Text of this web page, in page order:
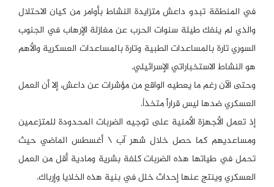
في المنطقة تبدو داعش متزايدة النشاط بأوامر من كيان الاحتلال
والذي لم ينفك طيلة سنوات الحرب عن مغازلة الإرهاب في الجنوب
السوري تارة بالمساعدات الطبية وتارة بالمساعدات العسكرية والأهم
هو النشاط الاستخباراتي الإسرائيلي.
وحتى الآن رغم ما يعطيه الواقع من مؤشرات عن داعش، إلا أن العمل
العسكري ضدها ليس قراراً متخذاُ.
إذ تعمل الأجهزة الأمنية على توجيه الضربات المحدودة للمتزعمين
ومساعديهم كما حصل خلال شهر آب \ أغسطس الماضي حيث
تحمل في طياتها هذه الضربات كلفة بشرية ومادية أقل من العمل
العسكري وينتج عنها إحداث خلل في بنية هذه الخلايا وإرباك.